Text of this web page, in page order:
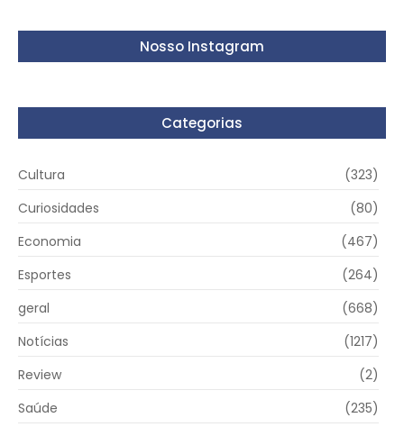
Nosso Instagram
Categorias
Cultura
(323)
Curiosidades
(80)
Economia
(467)
Esportes
(264)
geral
(668)
Notícias
(1217)
Review
(2)
Saúde
(235)